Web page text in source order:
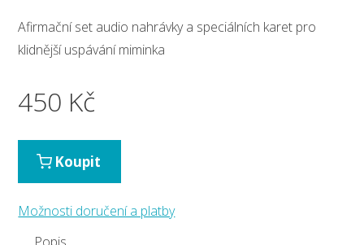
Afirmační set audio nahrávky a speciálních karet pro
klidnější uspávání miminka
450 Kč
Koupit
Možnosti doručení a platby